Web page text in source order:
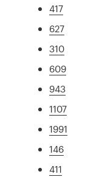
417
627
310
609
943
1107
1991
146
411